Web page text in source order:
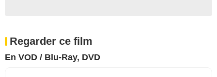
Regarder ce film
En VOD / Blu-Ray, DVD